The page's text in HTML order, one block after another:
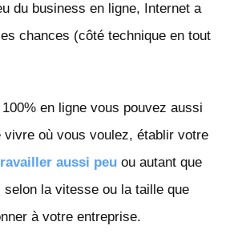
du business en ligne, Internet a
chances (côté technique en tout
en ligne vous pouvez aussi
vivre où vous voulez, établir votre
aussi peu ou autant que
la vitesse ou la taille que
à votre entreprise.